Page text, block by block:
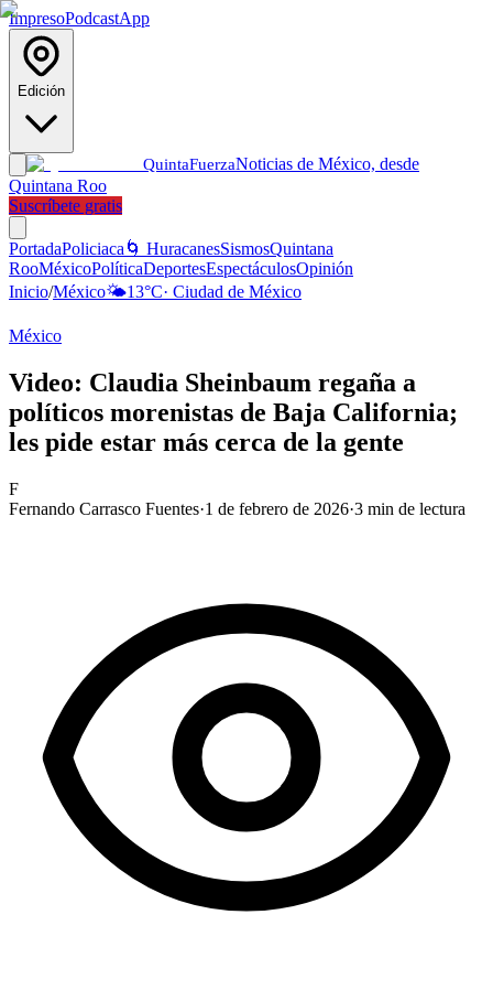
ImpresoPodcastApp
Edición
QuintaFuerzaNoticias de México, desde
Quintana Roo
Suscríbete gratis
PortadaPoliciaca 🌀 HuracanesSismosQuintana
RooMéxicoPolíticaDeportesEspectáculosOpinión
Inicio/México🌤️13°C· Ciudad de México
México
Video: Claudia Sheinbaum regaña a
políticos morenistas de Baja California;
les pide estar más cerca de la gente
F
Fernando Carrasco Fuentes·1 de febrero de 2026·3 min de lectura